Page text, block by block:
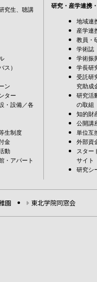
究生、聴講
ス）
ン
ター
・設備／各
生制度
金
動
・アパート
研究・産学連携
地域連
産学連
教員・
学術誌
学術振
学長研
受託研
究助成
研究活
の取組
知的財
公開講
単位互
外部資
スター
サイト
研究シ
園 東北学院同窓会